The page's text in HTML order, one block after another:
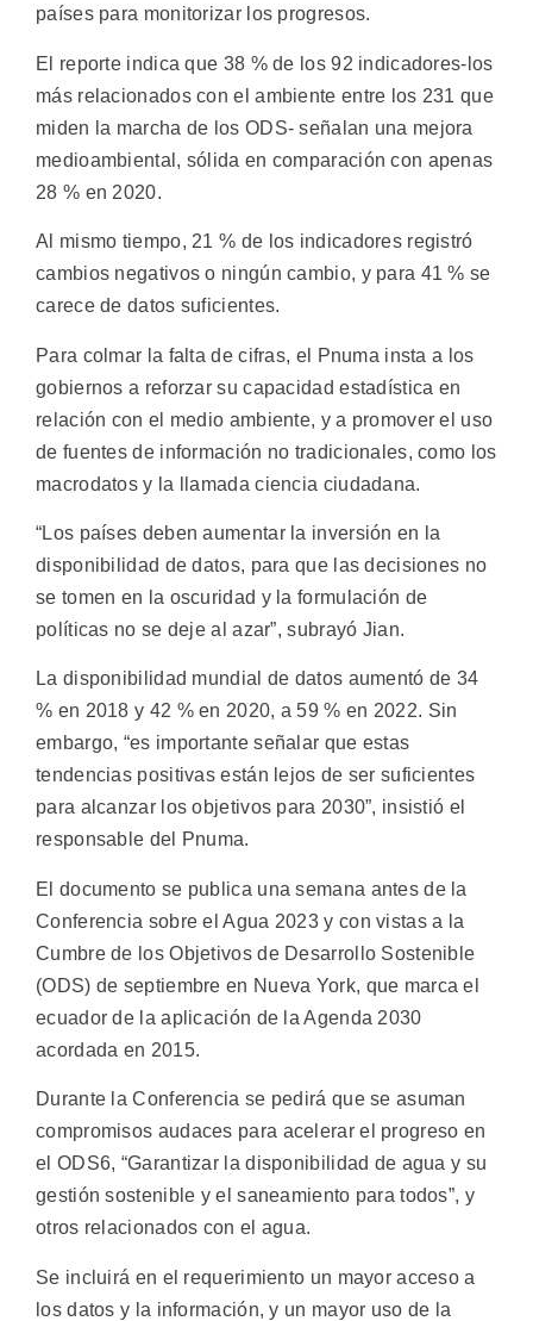
países para monitorizar los progresos.
El reporte indica que 38 % de los 92 indicadores-los
más relacionados con el ambiente entre los 231 que
miden la marcha de los ODS- señalan una mejora
medioambiental, sólida en comparación con apenas
28 % en 2020.
Al mismo tiempo, 21 % de los indicadores registró
cambios negativos o ningún cambio, y para 41 % se
carece de datos suficientes.
Para colmar la falta de cifras, el Pnuma insta a los
gobiernos a reforzar su capacidad estadística en
relación con el medio ambiente, y a promover el uso
de fuentes de información no tradicionales, como los
macrodatos y la llamada ciencia ciudadana.
“Los países deben aumentar la inversión en la
disponibilidad de datos, para que las decisiones no
se tomen en la oscuridad y la formulación de
políticas no se deje al azar”, subrayó Jian.
La disponibilidad mundial de datos aumentó de 34
% en 2018 y 42 % en 2020, a 59 % en 2022. Sin
embargo, “es importante señalar que estas
tendencias positivas están lejos de ser suficientes
para alcanzar los objetivos para 2030”, insistió el
responsable del Pnuma.
El documento se publica una semana antes de la
Conferencia sobre el Agua 2023 y con vistas a la
Cumbre de los Objetivos de Desarrollo Sostenible
(ODS) de septiembre en Nueva York, que marca el
ecuador de la aplicación de la Agenda 2030
acordada en 2015.
Durante la Conferencia se pedirá que se asuman
compromisos audaces para acelerar el progreso en
el ODS6, “Garantizar la disponibilidad de agua y su
gestión sostenible y el saneamiento para todos”, y
otros relacionados con el agua.
Se incluirá en el requerimiento un mayor acceso a
los datos y la información, y un mayor uso de la